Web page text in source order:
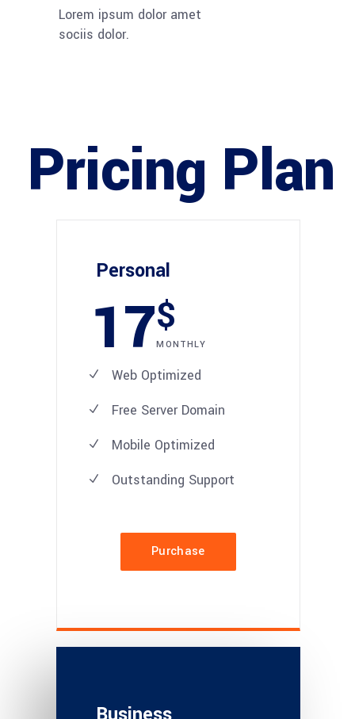
Lorem ipsum dolor amet
sociis dolor.
Pricing Plan
Personal
17$
MONTHLY
Web Optimized
Free Server Domain
Mobile Optimized
Outstanding Support
Purchase